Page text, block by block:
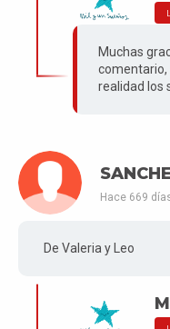
Muchas
comentario,
realidad los
Hace 669
De Valeria y Leo